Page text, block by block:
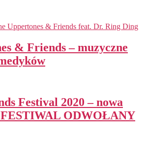
& Friends – muzyczne
Festival 2020 – nowa
FESTIWAL ODWOŁANY